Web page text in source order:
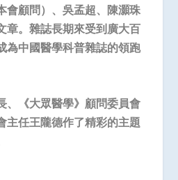
會顧問）、吳孟超、陳灝珠
章。雜誌長期來受到廣大百
為中國醫學科普雜誌的領跑
、《大眾醫學》顧問委員會
主任王隴德作了精彩的主題